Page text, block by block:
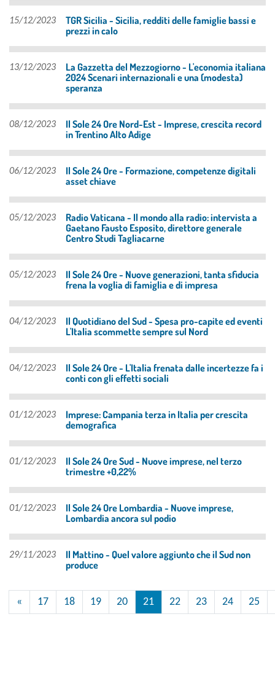
15/12/2023
TGR Sicilia - Sicilia, redditi delle famiglie bassi e
prezzi in calo
13/12/2023
La Gazzetta del Mezzogiorno - L'economia italiana
2024 Scenari internazionali e una (modesta)
speranza
08/12/2023
Il Sole 24 Ore Nord-Est - Imprese, crescita record
in Trentino Alto Adige
06/12/2023
Il Sole 24 Ore - Formazione, competenze digitali
asset chiave
05/12/2023
Radio Vaticana - Il mondo alla radio: intervista a
Gaetano Fausto Esposito, direttore generale
Centro Studi Tagliacarne
05/12/2023
Il Sole 24 Ore - Nuove generazioni, tanta sfiducia
frena la voglia di famiglia e di impresa
04/12/2023
Il Quotidiano del Sud - Spesa pro-capite ed eventi
L'Italia scommette sempre sul Nord
04/12/2023
Il Sole 24 Ore - L'Italia frenata dalle incertezze fa i
conti con gli effetti sociali
01/12/2023
Imprese: Campania terza in Italia per crescita
demografica
01/12/2023
Il Sole 24 Ore Sud - Nuove imprese, nel terzo
trimestre +0,22%
01/12/2023
Il Sole 24 Ore Lombardia - Nuove imprese,
Lombardia ancora sul podio
29/11/2023
Il Mattino - Quel valore aggiunto che il Sud non
produce
« 17 18 19 20 21 22 23 24 25